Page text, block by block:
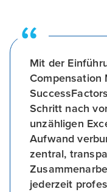
Mit der
Compensation
Schritt nach
unzähligen
Aufwand
zentral,
jederzeit